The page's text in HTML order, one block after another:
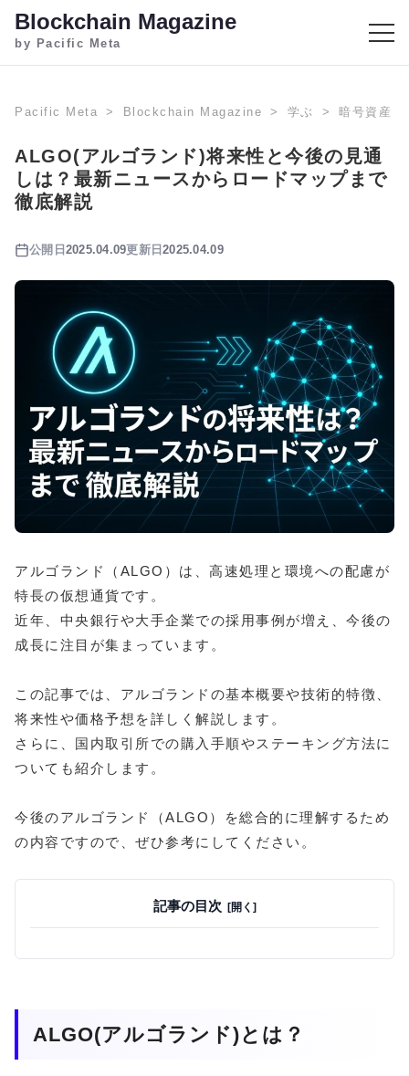
Blockchain Magazine
by Pacific Meta
Pacific Meta Blockchain Magazine 学ぶ 暗号資産
ALGO(アルゴランド)将来性と今後の見通
しは？最新ニュースからロードマップまで
徹底解説
公開日 2025.04.09更新日2025.04.09
アルゴランド（ALGO）は、高速処理と環境への配慮が
特長の仮想通貨です。
近年、中央銀行や大手企業での採用事例が増え、今後の
成長に注目が集まっています。
この記事では、アルゴランドの基本概要や技術的特徴、
将来性や価格予想を詳しく解説します。
さらに、国内取引所での購入手順やステーキング方法に
ついても紹介します。
今後のアルゴランド（ALGO）を総合的に理解するため
の内容ですので、ぜひ参考にしてください。
記事の目次
ALGO(アルゴランド)とは？